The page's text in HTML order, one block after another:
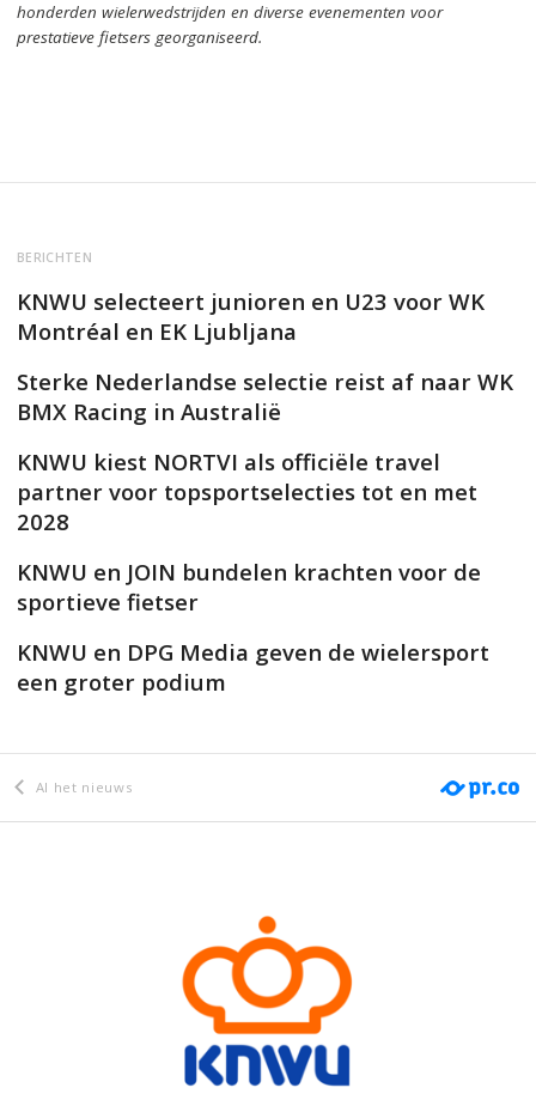
honderden wielerwedstrijden en diverse evenementen voor
prestatieve fietsers georganiseerd.
BERICHTEN
KNWU selecteert junioren en U23 voor WK
Montréal en EK Ljubljana
Sterke Nederlandse selectie reist af naar WK
BMX Racing in Australië
KNWU kiest NORTVI als officiële travel
partner voor topsportselecties tot en met
2028
KNWU en JOIN bundelen krachten voor de
sportieve fietser
KNWU en DPG Media geven de wielersport
een groter podium
Al het nieuws